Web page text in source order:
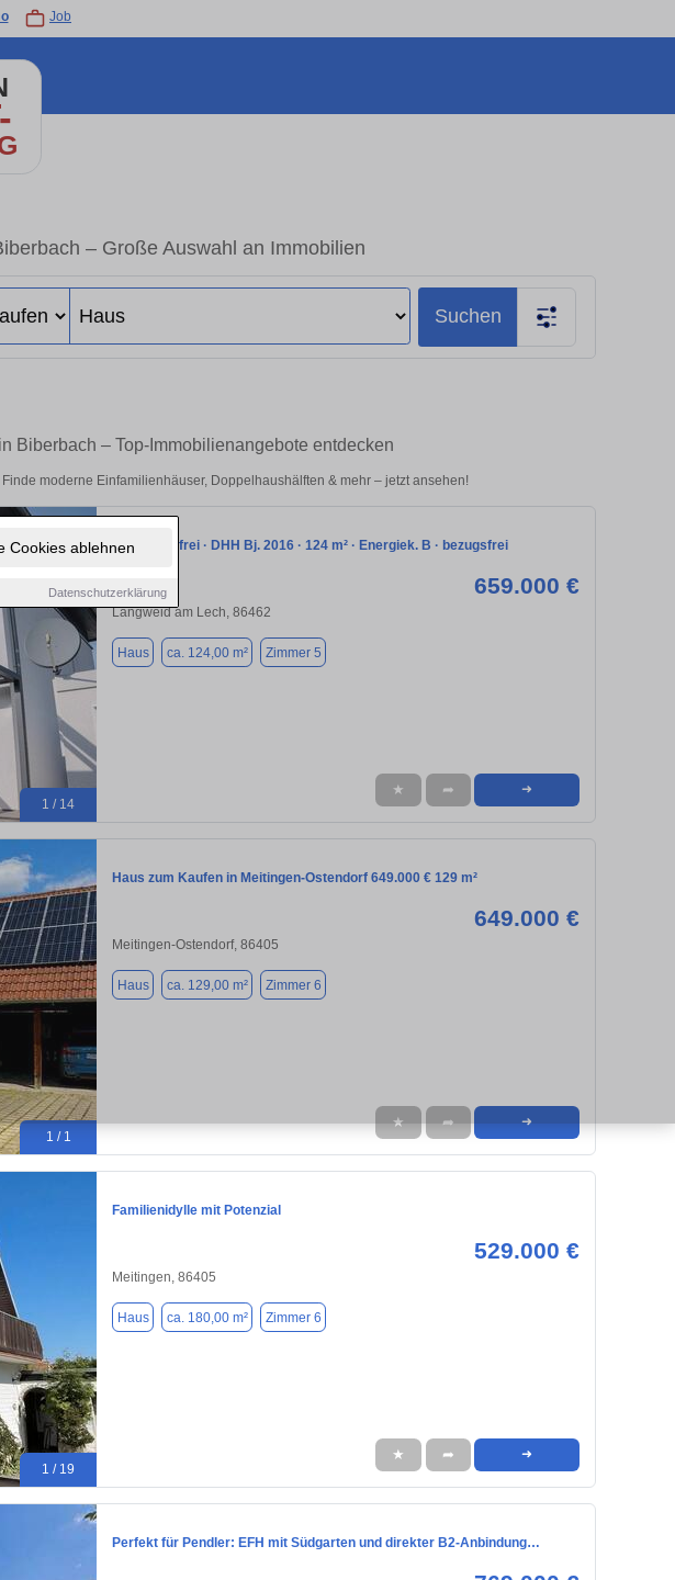
Cookies ablehnen
Datenschutzerklärung
Job
– Große Auswahl an Immobilien
Suchen
Biberbach – Top-Immobilienangebote entdecken
moderne Einfamilienhäuser, Doppelhaushälften & mehr – jetzt ansehen!
1 / 14
Provisionsfrei · DHH Bj. 2016 · 124 m² · Energiek. B · bezugsfrei
659.000 €
Langweid am Lech, 86462
Haus ca. 124,00 m² Zimmer 5
★ ➦ ➜
1 / 1
Haus zum Kaufen in Meitingen-Ostendorf 649.000 € 129 m²
649.000 €
Meitingen-Ostendorf, 86405
Haus ca. 129,00 m² Zimmer 6
★ ➦ ➜
1 / 19
Familienidylle mit Potenzial
529.000 €
Meitingen, 86405
Haus ca. 180,00 m² Zimmer 6
★ ➦ ➜
Perfekt für Pendler: EFH mit Südgarten und direkter B2-Anbindung…